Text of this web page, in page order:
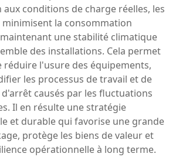
conditions de charge réelles, les
la consommation
une stabilité climatique
des installations. Cela permet
réduire l'usure des équipements,
les processus de travail et de
causés par les fluctuations
Il en résulte une stratégie
et durable qui favorise une grande
protège les biens de valeur et
opérationnelle à long terme.